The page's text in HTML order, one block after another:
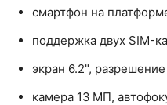
смартфон на
поддержка двух SIM-
экран 6.2",
камера 13 МП,